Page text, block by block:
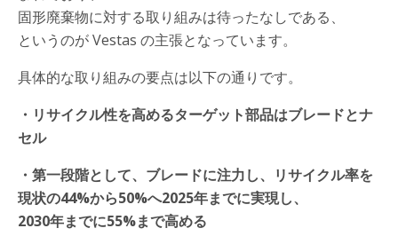
固形廃棄物に対する取り組みは待ったなしである、
というのが Vestas の主張となっています。
具体的な取り組みの要点は以下の通りです。
・リサイクル性を高めるターゲット部品はブレードとナ
セル
・第一段階として、ブレードに注力し、リサイクル率を
現状の44%から50%へ2025年までに実現し、
2030年までに55%まで高める